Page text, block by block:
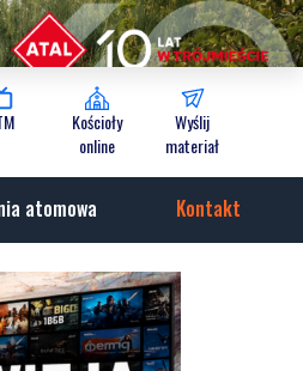
Kościoły
online
Wyślij
materiał
atomowa Kontakt